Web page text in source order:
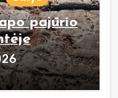
pajūrio